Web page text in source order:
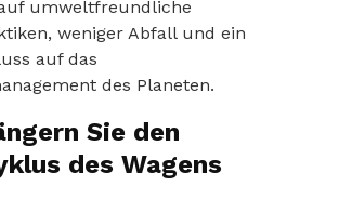
umweltfreundliche
weniger Abfall und ein
auf das
des Planeten.
Sie den
des Wagens